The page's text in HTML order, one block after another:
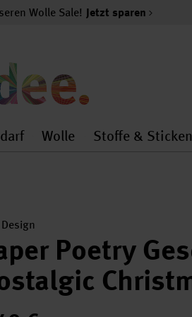
Wolle Sale! Jetzt sparen
Künstlerbedarf
Wolle
Wolle
Stoffe & Sticken
Poetry